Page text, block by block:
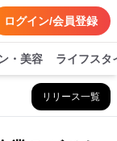
ログイン/会員登録
・美容 ライフスタ
リリース一覧